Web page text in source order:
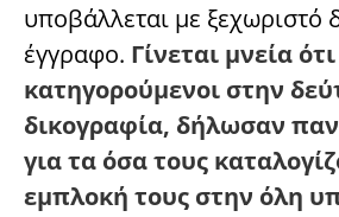
υποβάλλεται με ξεχωριστό
έγγραφο. Γίνεται μνεία
κατηγορούμενοι στην
δικογραφία, δήλωσαν
για τα όσα τους
εμπλοκή τους στην όλη